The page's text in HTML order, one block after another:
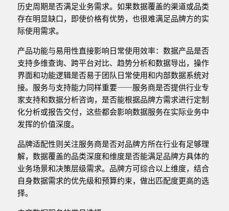
历史周期是否满足业务需求。如果数据覆盖的渠道或品类
存在明显缺口，即使价格有优势，也很难满足品牌方的实
际使用需求。
产品功能与易用性直接影响日常使用效率：数据产品是否
支持多维查询、跨平台对比、趋势分析和数据导出，操作
界面和功能逻辑是否易于团队日常使用和内部数据系统对
接。服务与支持能力同样重要——服务商是否提供行业专
家支持和数据分析咨询，是否能根据品牌方需求进行定制
化分析或报告交付，这些都会影响数据服务在实际业务中
发挥的价值深度。
品牌适配性则关注服务商是否对品牌方所在行业有足够理
解，数据覆盖的品类深度和维度是否能满足品牌方具体的
业务场景和决策层级需求。品牌方可综合以上维度，结合
自身数据需求的优先级和预算约束，做出匹配度更高的选
择。